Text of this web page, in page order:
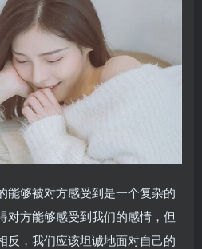
能够被对方感受到是一个复杂的
对方能够感受到我们的感情，但
反，我们应该坦诚地面对自己的